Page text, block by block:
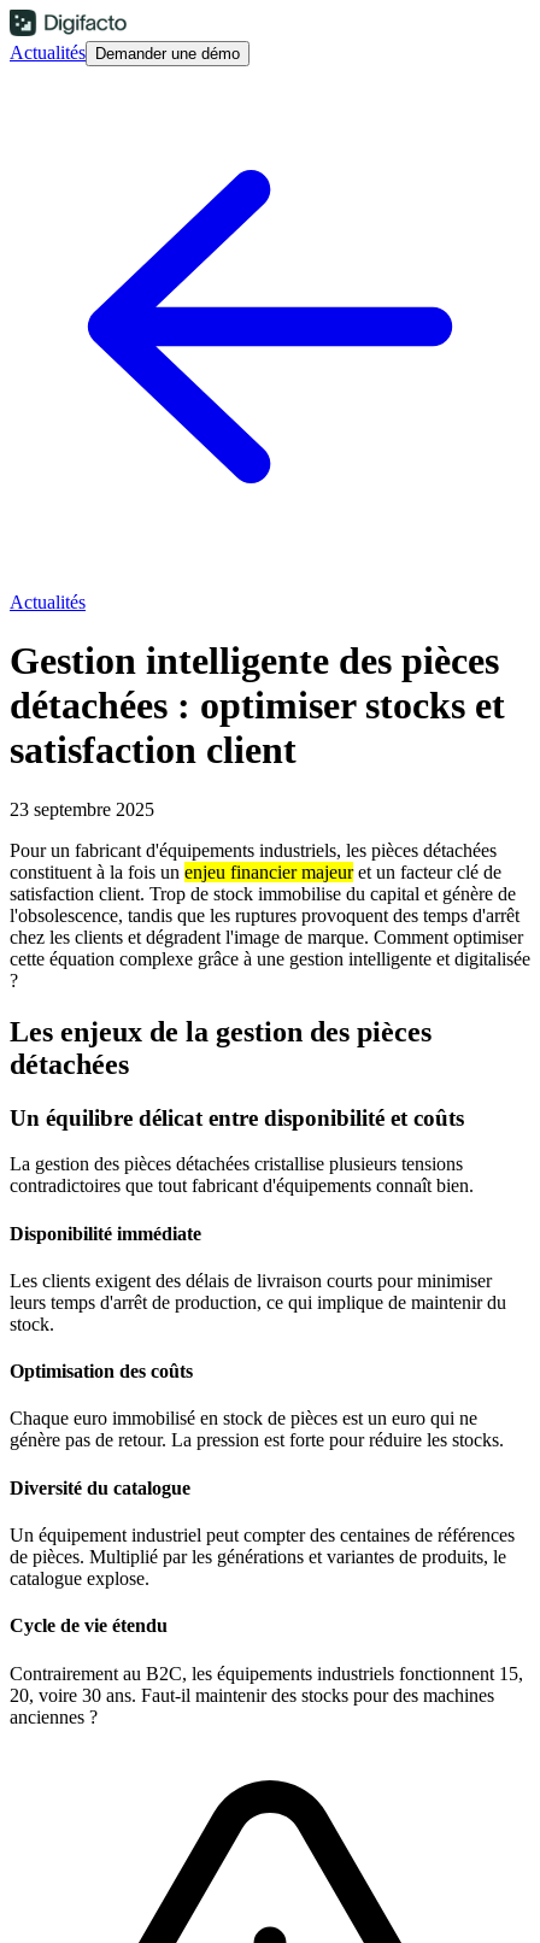
Actualités Demander une démo
Actualités
Gestion intelligente des pièces
détachées : optimiser stocks et
satisfaction client
23 septembre 2025
Pour un fabricant d'équipements industriels, les pièces détachées
constituent à la fois un enjeu financier majeuret un facteur clé de
satisfaction client. Trop de stock immobilise du capital et génère de
l'obsolescence, tandis que les ruptures provoquent des temps d'arrêt
chez les clients et dégradent l'image de marque. Comment optimiser
cette équation complexe grâce à une gestion intelligente et digitalisée
?
Les enjeux de la gestion des pièces
détachées
Un équilibre délicat entre disponibilité et coûts
La gestion des pièces détachées cristallise plusieurs tensions
contradictoires que tout fabricant d'équipements connaît bien.
Disponibilité immédiate
Les clients exigent des délais de livraison courts pour minimiser
leurs temps d'arrêt de production, ce qui implique de maintenir du
stock.
Optimisation des coûts
Chaque euro immobilisé en stock de pièces est un euro qui ne
génère pas de retour. La pression est forte pour réduire les stocks.
Diversité du catalogue
Un équipement industriel peut compter des centaines de références
de pièces. Multiplié par les générations et variantes de produits, le
catalogue explose.
Cycle de vie étendu
Contrairement au B2C, les équipements industriels fonctionnent 15,
20, voire 30 ans. Faut-il maintenir des stocks pour des machines
anciennes ?